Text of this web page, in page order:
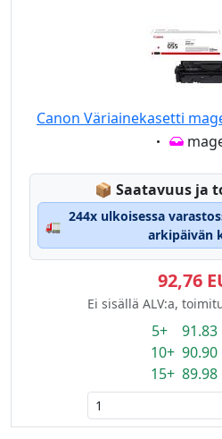
Canon Väriainekasetti
📦 Lagerstatus:
Saatavuus ja
🚛
244x ulkoisessa
arkipäivän
92,76
Ei sisällä ALV:a,
5+ 91.83
10+ 90.90
15+ 89.98